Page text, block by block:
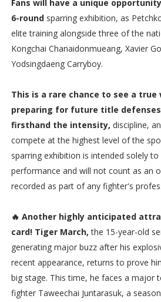
Fans will have a unique
6-roundsparring exhibition, as
elite training alongside three of the
Kongchai Chanaidonmueang, Xavier
Yodsingdaeng Carryboy.
This is a rare chance to see a true
preparing for future title
firsthand the intensity, discipline,
compete at the highest level of the
sparring exhibition is intended solely
performance and will not count as an
recorded as part of any fighter's
🔥 Another highly anticipated
card! Tiger March,the 15-year-old
generating major buzz after his
recent appearance, returns to prove
big stage. This time, he faces a major
fighter Taweechai Juntarasuk, a